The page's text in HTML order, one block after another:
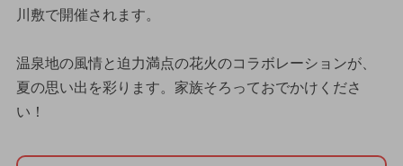
川敷で開催されます。
温泉地の風情と迫力満点の花火のコラボレーションが、
夏の思い出を彩ります。家族そろっておでかけくださ
い！